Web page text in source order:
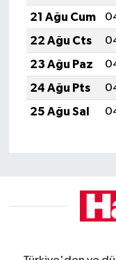
21 Ağu Cum
22 Ağu Cts
23 Ağu Paz
24 Ağu Pts
25 Ağu Sal